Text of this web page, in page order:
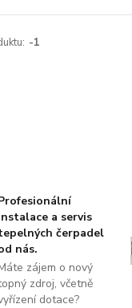
-1
a servis
čerpadel
nás.
zájem o nový
zdroj, včetně
dotace?